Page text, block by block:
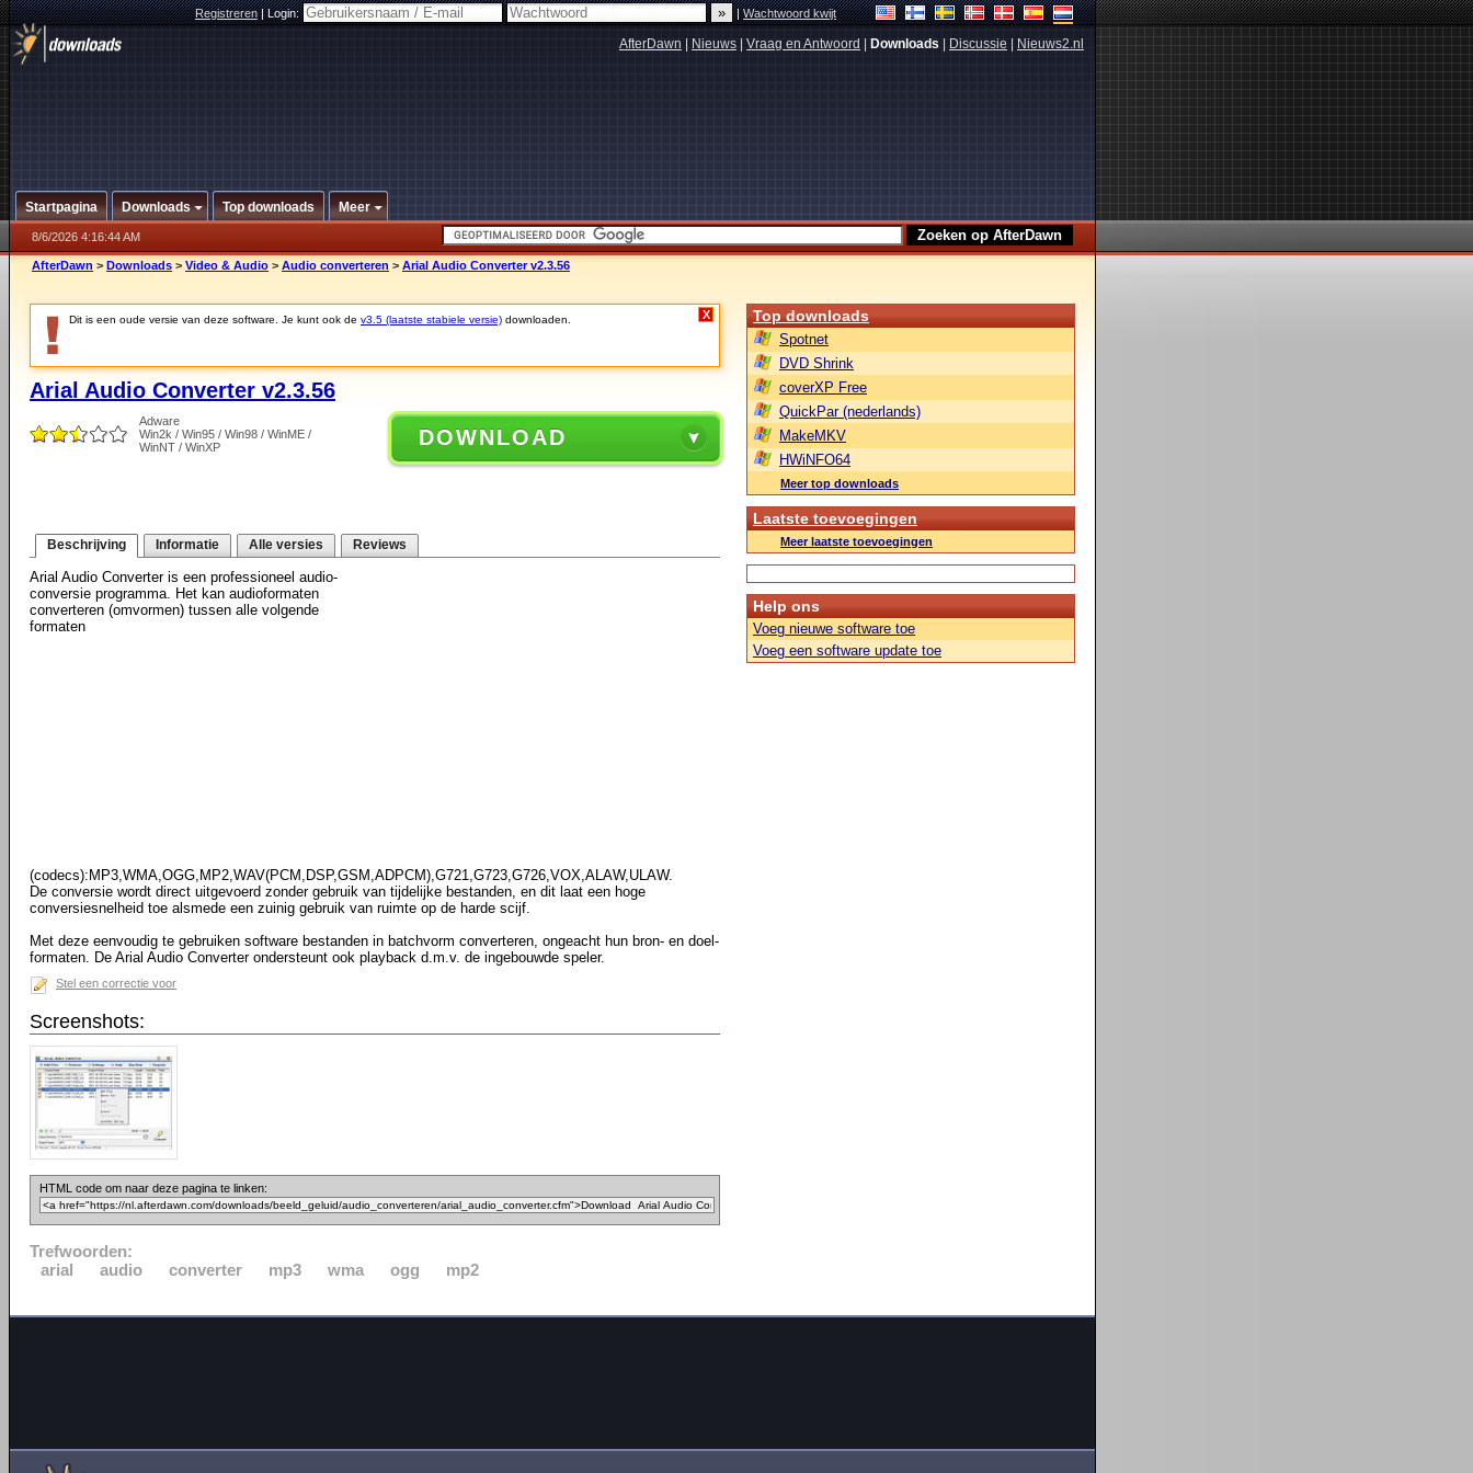
Registreren|Login: |Wachtwoord kwijt
AfterDawn Nieuws Vraag en Antwoord Downloads Discussie Nieuws2.nl
Startpagina Downloads Top downloads Meer
8/6/2026 4:16:44 AM
AfterDawn > Downloads > Video & Audio > Audio converteren > Arial Audio Converter v2.3.56
Dit is een oude versie van deze software. Je kunt ook de v3.5 (laatste stabiele versie) downloaden. X
Arial Audio Converter v2.3.56
Adware
Win2k / Win95 / Win98 / WinME /
WinNT / WinXP
DOWNLOAD
Beschrijving Informatie Alle versies Reviews
Arial Audio Converter is een professioneel audio-
conversie programma. Het kan audioformaten
converteren (omvormen) tussen alle volgende
formaten
(codecs):MP3,WMA,OGG,MP2,WAV(PCM,DSP,GSM,ADPCM),G721,G723,G726,VOX,ALAW,ULAW.
De conversie wordt direct uitgevoerd zonder gebruik van tijdelijke bestanden, en dit laat een hoge
conversiesnelheid toe alsmede een zuinig gebruik van ruimte op de harde scijf.
Met deze eenvoudig te gebruiken software bestanden in batchvorm converteren, ongeacht hun bron- en doel-
formaten. De Arial Audio Converter ondersteunt ook playback d.m.v. de ingebouwde speler.
Stel een correctie voor
Screenshots:
HTML code om naar deze pagina te linken:
Trefwoorden:
arial
audio converter mp3 wma ogg mp2
Top downloads
Spotnet
DVD Shrink
coverXP Free
QuickPar (nederlands)
MakeMKV
HWiNFO64
Meer top downloads
Laatste toevoegingen
Meer laatste toevoegingen
Help ons
Voeg nieuwe software toe
Voeg een software update toe